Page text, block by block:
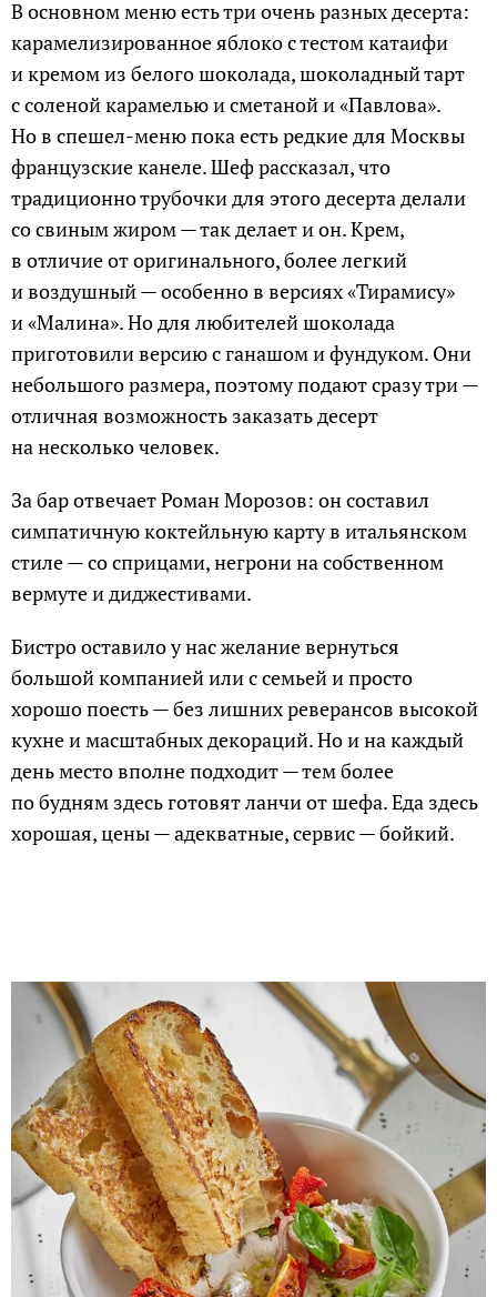
В основном меню есть три очень разных десерта:
карамелизированное яблоко с тестом катаифи
и кремом из белого шоколада, шоколадный тарт
с соленой карамелью и сметаной и «Павлова».
Но в спешел-меню пока есть редкие для Москвы
французские канеле. Шеф рассказал, что
традиционно трубочки для этого десерта делали
со свиным жиром — так делает и он. Крем,
в отличие от оригинального, более легкий
и воздушный — особенно в версиях «Тирамису»
и «Малина». Но для любителей шоколада
приготовили версию с ганашом и фундуком. Они
небольшого размера, поэтому подают сразу три —
отличная возможность заказать десерт
на несколько человек.
За бар отвечает Роман Морозов: он составил
симпатичную коктейльную карту в итальянском
стиле — со сприцами, негрони на собственном
вермуте и диджестивами.
Бистро оставило у нас желание вернуться
большой компанией или с семьей и просто
хорошо поесть — без лишних реверансов высокой
кухне и масштабных декораций. Но и на каждый
день место вполне подходит — тем более
по будням здесь готовят ланчи от шефа. Еда здесь
хорошая, цены — адекватные, сервис — бойкий.